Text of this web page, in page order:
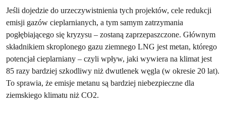
Jeśli dojedzie do urzeczywistnienia tych projektów, cele redukcji
emisji gazów cieplarnianych, a tym samym zatrzymania
pogłębiającego się kryzysu – zostaną zaprzepaszczone. Głównym
składnikiem skroplonego gazu ziemnego LNG jest metan, którego
potencjał cieplarniany – czyli wpływ, jaki wywiera na klimat jest
85 razy bardziej szkodliwy niż dwutlenek węgla (w okresie 20 lat).
To sprawia, że emisje metanu są bardziej niebezpieczne dla
ziemskiego klimatu niż CO2.